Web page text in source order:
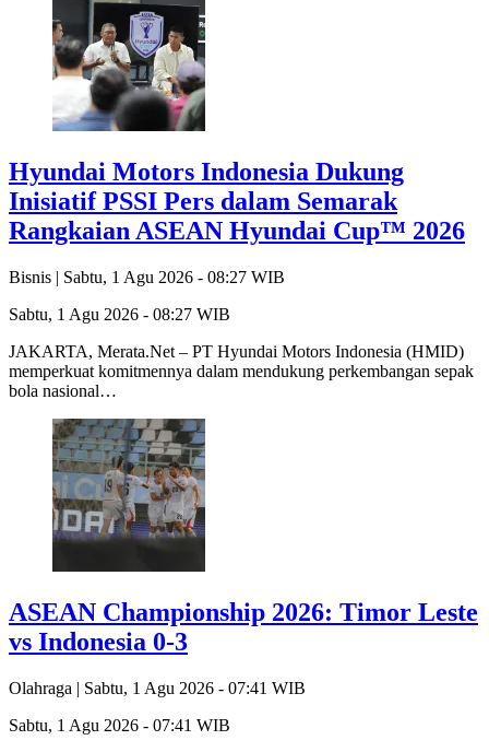
Hyundai Motors Indonesia Dukung
Inisiatif PSSI Pers dalam Semarak
Rangkaian ASEAN Hyundai Cup™ 2026
Bisnis | Sabtu, 1 Agu 2026 - 08:27 WIB
Sabtu, 1 Agu 2026 - 08:27 WIB
JAKARTA, Merata.Net – PT Hyundai Motors Indonesia (HMID)
memperkuat komitmennya dalam mendukung perkembangan sepak
bola nasional…
ASEAN Championship 2026: Timor Leste
vs Indonesia 0-3
Olahraga | Sabtu, 1 Agu 2026 - 07:41 WIB
Sabtu, 1 Agu 2026 - 07:41 WIB